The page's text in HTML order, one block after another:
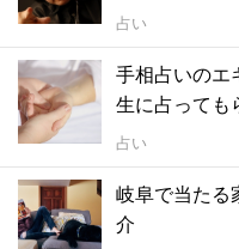
占い
手相占いのエ
生に占っても
占い
岐阜で当たる
介